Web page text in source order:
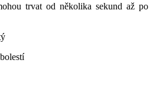
trvat od několika sekund až po